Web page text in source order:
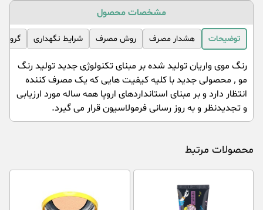
مشخصات محصول
توضیحات هشدار مصرف روش مصرف شرایط نگهداری گروه
رنگ موی واریان تولید شده بر مبنای تکنولوژی جدید تولید رنگ
مو ٬ محصولی جدید با کلیه کیفیت هایی که یک مصرف کننده
انتظار دارد و بر مبنای استانداردهای اروپا همه ساله مورد ارزیابی
و تجدیدنظر و به روز رسانی فرمولاسیون قرار می گیرد.
محصولات مرتبط